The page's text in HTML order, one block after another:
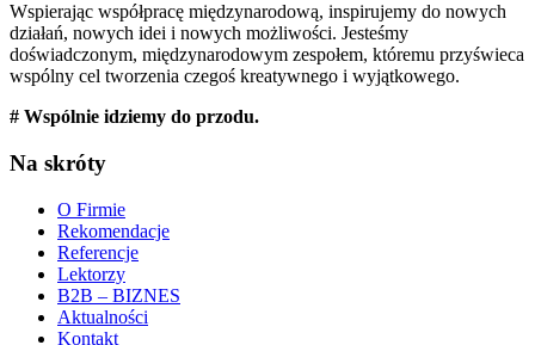
Wspierając współpracę międzynarodową, inspirujemy do nowych
działań, nowych idei i nowych możliwości. Jesteśmy
doświadczonym, międzynarodowym zespołem, któremu przyświeca
wspólny cel tworzenia czegoś kreatywnego i wyjątkowego.
# Wspólnie idziemy do przodu.
Na skróty
O Firmie
Rekomendacje
Referencje
Lektorzy
B2B – BIZNES
Aktualności
Kontakt